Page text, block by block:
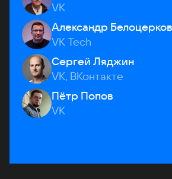
VK
Александр
VK Tech
Сергей Ляджин
VK, ВКонтакте
Пётр Попов
VK